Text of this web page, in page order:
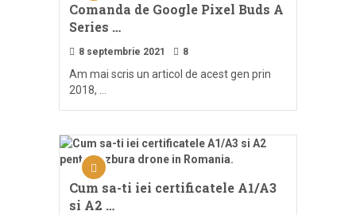
Comanda de Google Pixel Buds A
Series …
8 septembrie 2021 8
Am mai scris un articol de acest gen prin
2018, …
Cum sa-ti iei certificatele A1/A3
si A2 …